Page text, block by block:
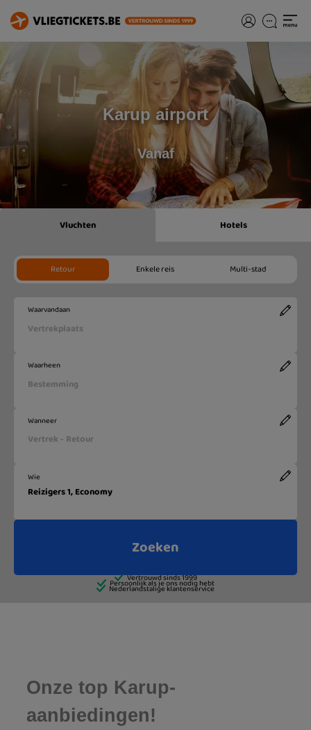
Karup airport
Vanaf
Onze top Karup-
aanbiedingen!